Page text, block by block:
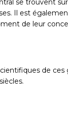
se trouvent
Il est
de leur
de